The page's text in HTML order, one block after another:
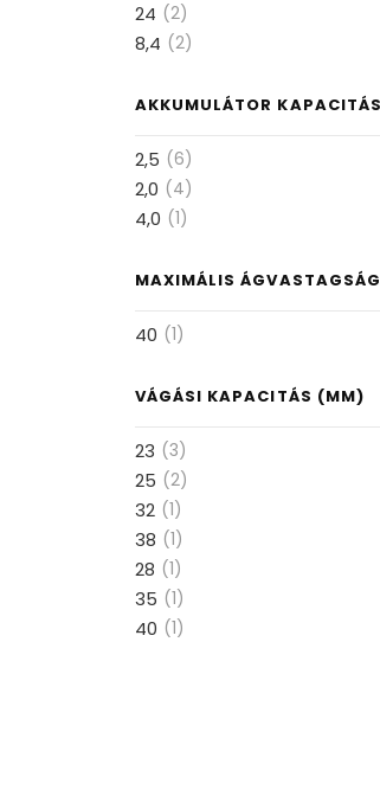
24 (2)
8,4 (2)
AKKUMULÁTOR
2,5 (6)
2,0 (4)
4,0 (1)
MAXIMÁLIS
40 (1)
VÁGÁSI KAPACITÁS (MM)
23 (3)
25 (2)
32 (1)
38 (1)
28 (1)
35 (1)
40 (1)